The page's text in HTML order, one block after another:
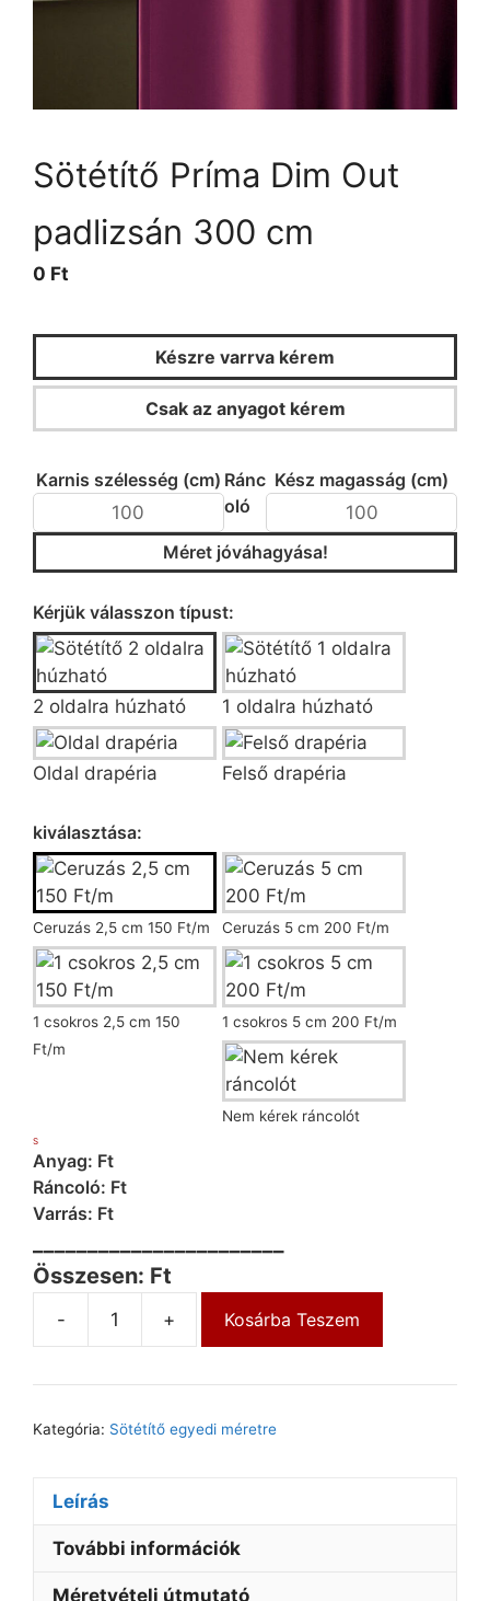
Sötétítő Príma Dim Out
padlizsán 300 cm
0 Ft
Készre varrva kérem
Csak az anyagot kérem
Karnis szélesség (cm) Kész magasság (cm)
Méret jóváhagyása!
Kérjük válasszon típust:
2 oldalra húzható 1 oldalra húzható
Oldal drapéria
Felső drapéria
Ránc
oló
kiválasztása:
Ceruzás 2,5 cm 150 Ft/m Ceruzás 5 cm 200 Ft/m
1 csokros 2,5 cm 150
Ft/m
1 csokros 5 cm 200 Ft/m
Nem kérek ráncolót
S
Anyag: Ft
Ráncoló: Ft
Varrás: Ft
Összesen: Ft
- + Kosárba Teszem
Kategória: Sötétítő egyedi méretre
Leírás
További információk
Méretvételi útmutató